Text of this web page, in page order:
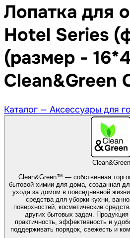
Лопатка для
Hotel Series
(размер -
Clean&Green
Каталог — Аксессуары для
Clean&Green
Clean&Green™ — собственная
бытовой химии для дома, созданная
ухода за домом в повседневной
средства для уборки кухни,
поверхностей, косметические
других бытовых задач.
практичность, эффективность и
поддерживать порядок, свежесть и